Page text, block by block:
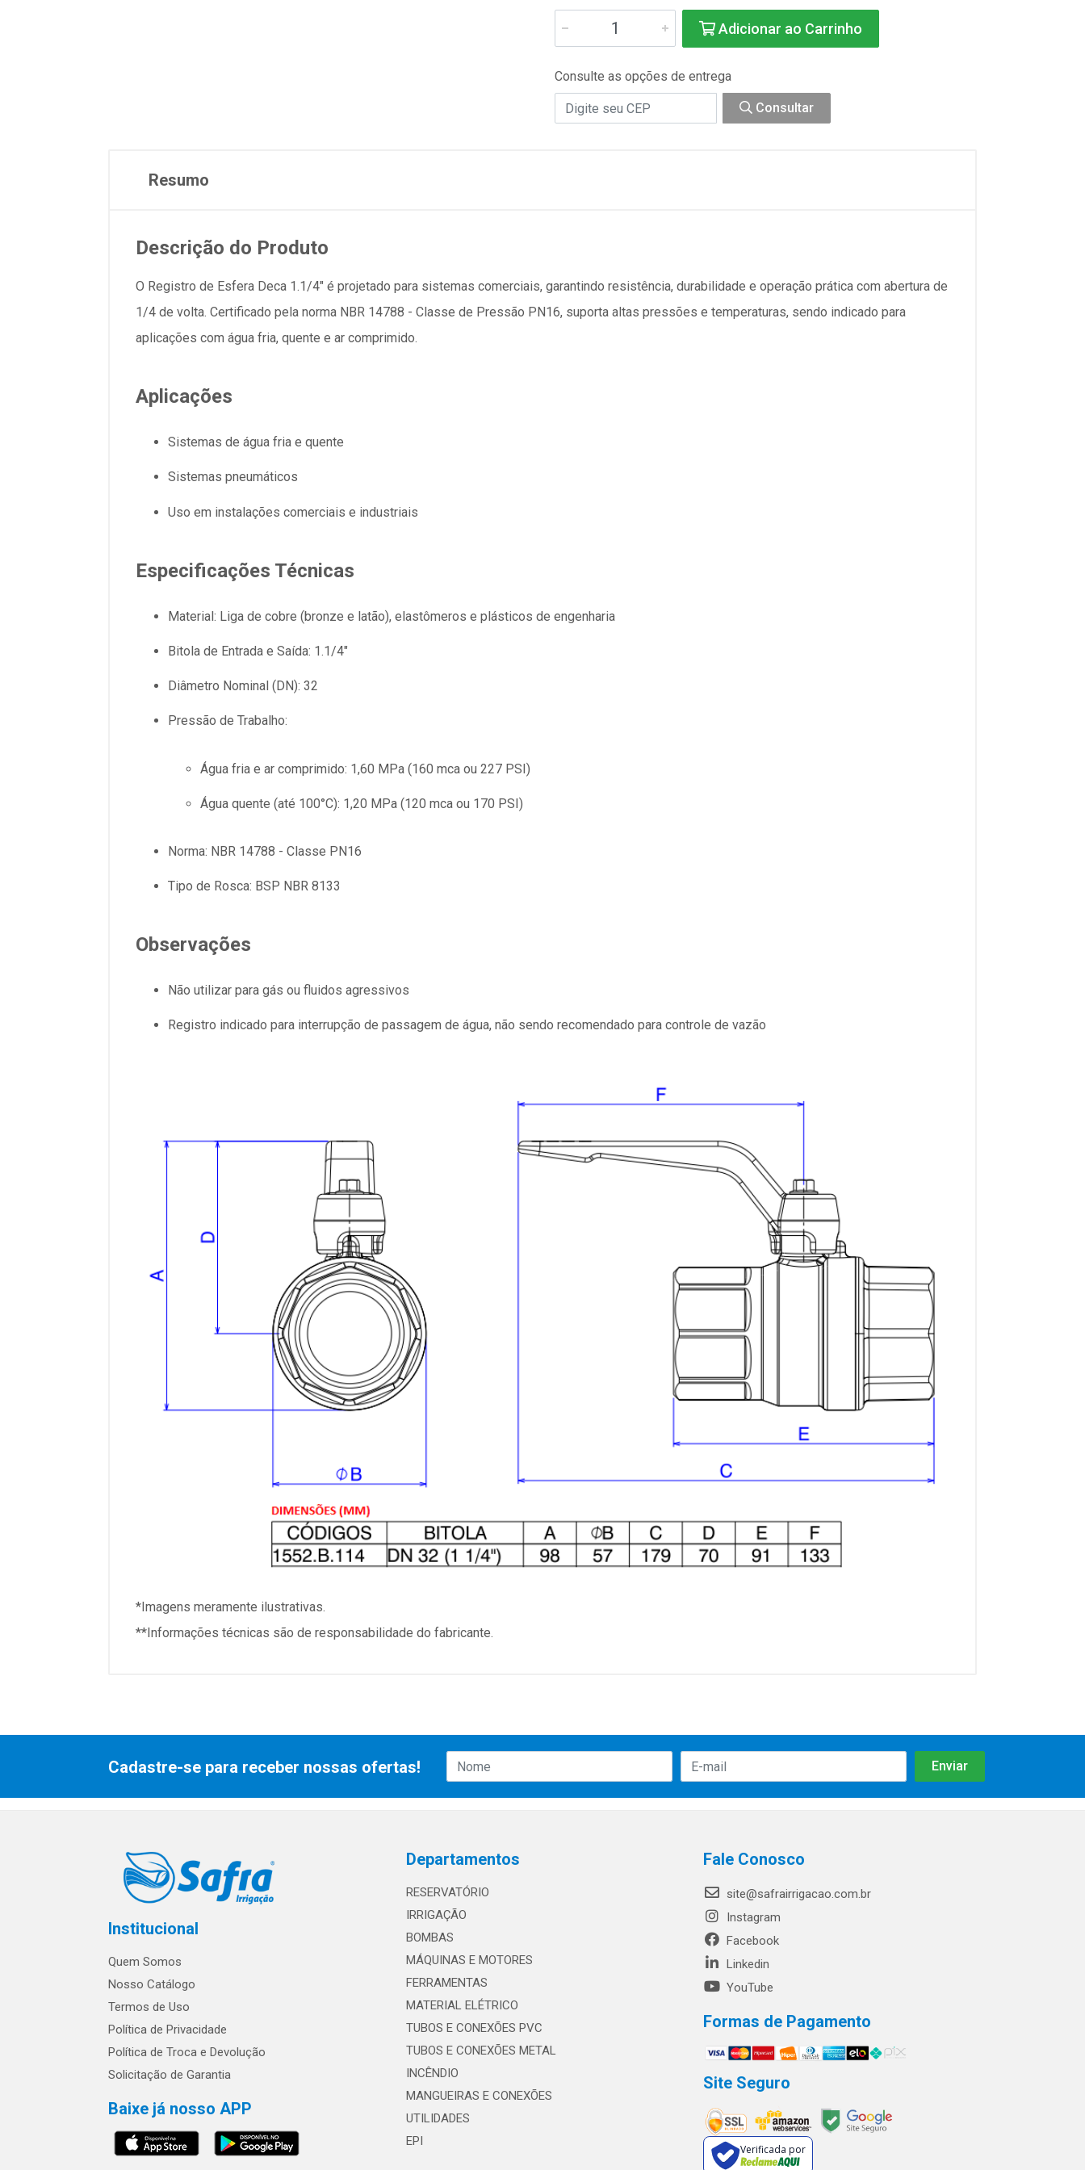
Adicionar ao Carrinho
Consulte as opções de entrega
Consultar
Resumo
Descrição do Produto
O Registro de Esfera Deca 1.1/4" é projetado para sistemas comerciais, garantindo resistência, durabilidade e operação prática com abertura de
1/4 de volta. Certificado pela norma NBR 14788 - Classe de Pressão PN16, suporta altas pressões e temperaturas, sendo indicado para
aplicações com água fria, quente e ar comprimido.
Aplicações
Sistemas de água fria e quente
Sistemas pneumáticos
Uso em instalações comerciais e industriais
Especificações Técnicas
Material: Liga de cobre (bronze e latão), elastômeros e plásticos de engenharia
Bitola de Entrada e Saída: 1.1/4"
Diâmetro Nominal (DN): 32
Pressão de Trabalho:
Água fria e ar comprimido: 1,60 MPa (160 mca ou 227 PSI)
Água quente (até 100°C): 1,20 MPa (120 mca ou 170 PSI)
Norma: NBR 14788 - Classe PN16
Tipo de Rosca: BSP NBR 8133
Observações
Não utilizar para gás ou fluidos agressivos
Registro indicado para interrupção de passagem de água, não sendo recomendado para controle de vazão
*Imagens meramente ilustrativas.
**Informações técnicas são de responsabilidade do fabricante.
Cadastre-se para receber nossas ofertas!
Institucional
Quem Somos
Nosso Catálogo
Termos de Uso
Política de Privacidade
Política de Troca e Devolução
Solicitação de Garantia
Baixe já nosso APP
Departamentos
RESERVATÓRIO
IRRIGAÇÃO
BOMBAS
MÁQUINAS E MOTORES
FERRAMENTAS
MATERIAL ELÉTRICO
TUBOS E CONEXÕES PVC
TUBOS E CONEXÕES METAL
INCÊNDIO
MANGUEIRAS E CONEXÕES
UTILIDADES
EPI
Fale Conosco
site@safrairrigacao.com.br
Instagram
Facebook
Linkedin
YouTube
Formas de Pagamento
Site Seguro
Verificada por